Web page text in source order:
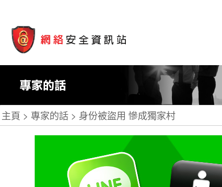
主頁 專家的話 身份被盜用 慘成獨家村